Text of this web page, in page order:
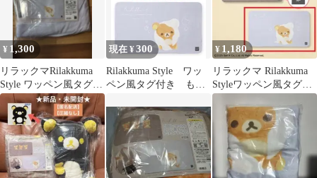
¥ 1,300
リラックマRilakkuma
Style ワッペン風タグ付
きもこもこブランケッ
ト
現在 ¥300
Rilakkuma Style ワッ
ペン風タグ付き もこ
¥ 1,180
リラックマ Rilakkuma
Styleワッペン風タグ付
きもこもこブランケッ